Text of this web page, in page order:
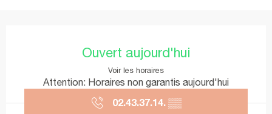
Ouvert aujourd'hui
Voir les horaires
Attention: Horaires non garantis aujourd'hui
02.43.37.14. ▒▒